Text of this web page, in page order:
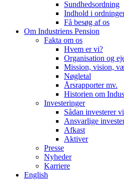
Sundhedsordning
Indhold i
Få besøg af os
Om Industriens Pension
Fakta om os
Hvem er vi?
Organisation og
Mission, vision,
Nøgletal
Årsrapporter mv.
Historien om
Investeringer
Sådan investerer vi
Ansvarlige
Afkast
Aktiver
Presse
Nyheder
Karriere
English